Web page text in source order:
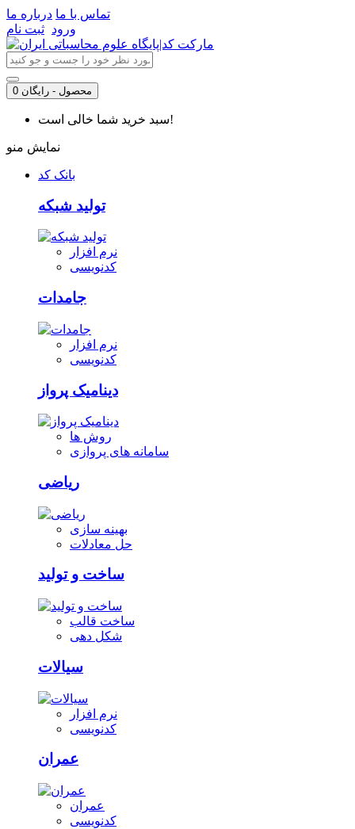
تماس با ما درباره ما
ورود ثبت نام
0 محصول - رایگان
سبد خرید شما خالی است!
نمایش منو
بانک کد
تولید شبکه
نرم افزار
کدنویسی
جامدات
نرم افزار
کدنویسی
دینامیک پرواز
روش ها
سامانه های پروازی
ریاضی
بهینه سازی
حل معادلات
ساخت و تولید
ساخت قالب
شکل دهی
سیالات
نرم افزار
کدنویسی
عمران
عمران
کدنویسی